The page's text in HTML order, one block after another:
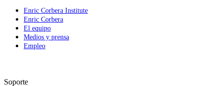
Enric Corbera Institute
Enric Corbera
El equipo
Medios y prensa
Empleo
Soporte